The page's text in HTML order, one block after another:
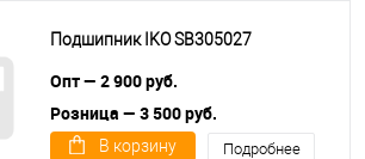
Подшипник IKO SB305027
Опт — 2 900 руб.
Розница — 3 500 руб.
В корзину Подробнее